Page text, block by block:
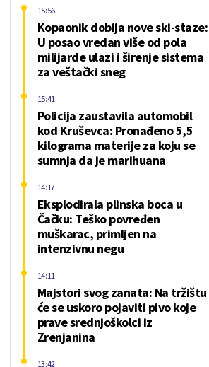
Kopaonik dobija nove ski-staze:
U posao vredan više od pola
milijarde ulazi i širenje sistema
za veštački sneg
15:56
Policija zaustavila automobil
kod Kruševca: Pronađeno 5,5
kilograma materije za koju se
sumnja da je marihuana
15:41
Eksplodirala plinska boca u
Čačku: Teško povređen
muškarac, primljen na
intenzivnu negu
14:17
Majstori svog zanata: Na tržištu
će se uskoro pojaviti pivo koje
prave srednjoškolci iz
Zrenjanina
14:11
13:42